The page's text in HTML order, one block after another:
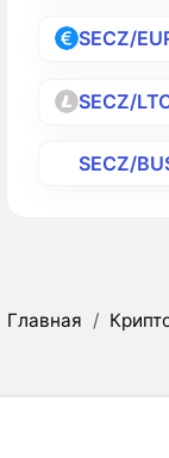
SECZ/
SECZ/
SECZ/
Главная /